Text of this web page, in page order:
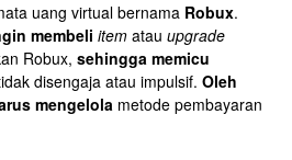
uang virtual bernama Robux.
membeli item atau upgrade
Robux, sehingga memicu
disengaja atau impulsif. Oleh
mengelola metode pembayaran